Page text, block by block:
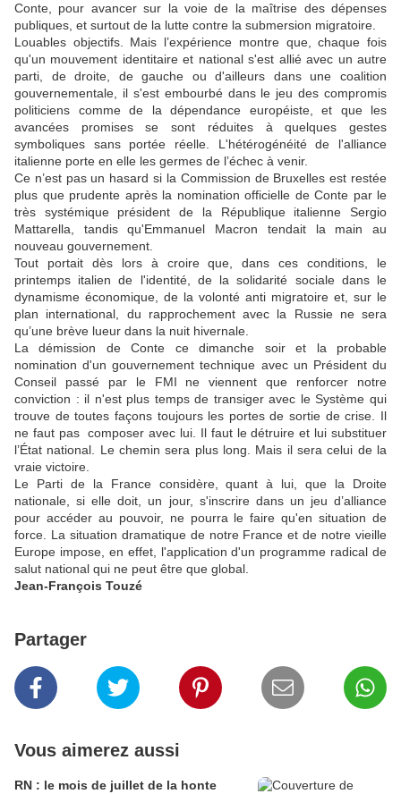
Conte, pour avancer sur la voie de la maîtrise des dépenses
publiques, et surtout de la lutte contre la submersion migratoire.
Louables objectifs. Mais l’expérience montre que, chaque fois
qu'un mouvement identitaire et national s'est allié avec un autre
parti, de droite, de gauche ou d'ailleurs dans une coalition
gouvernementale, il s'est embourbé dans le jeu des compromis
politiciens comme de la dépendance européiste, et que les
avancées promises se sont réduites à quelques gestes
symboliques sans portée réelle. L'hétérogénéité de l'alliance
italienne porte en elle les germes de l’échec à venir.
Ce n’est pas un hasard si la Commission de Bruxelles est restée
plus que prudente après la nomination officielle de Conte par le
très systémique président de la République italienne Sergio
Mattarella, tandis qu'Emmanuel Macron tendait la main au
nouveau gouvernement.
Tout portait dès lors à croire que, dans ces conditions, le
printemps italien de l'identité, de la solidarité sociale dans le
dynamisme économique, de la volonté anti migratoire et, sur le
plan international, du rapprochement avec la Russie ne sera
qu’une brève lueur dans la nuit hivernale.
La démission de Conte ce dimanche soir et la probable
nomination d'un gouvernement technique avec un Président du
Conseil passé par le FMI ne viennent que renforcer notre
conviction : il n'est plus temps de transiger avec le Système qui
trouve de toutes façons toujours les portes de sortie de crise. Il
ne faut pas composer avec lui. Il faut le détruire et lui substituer
l’État national. Le chemin sera plus long. Mais il sera celui de la
vraie victoire.
Le Parti de la France considère, quant à lui, que la Droite
nationale, si elle doit, un jour, s'inscrire dans un jeu d’alliance
pour accéder au pouvoir, ne pourra le faire qu'en situation de
force. La situation dramatique de notre France et de notre vieille
Europe impose, en effet, l'application d'un programme radical de
salut national qui ne peut être que global.
Jean-François Touzé
Partager
Vous aimerez aussi
RN : le mois de juillet de la honte